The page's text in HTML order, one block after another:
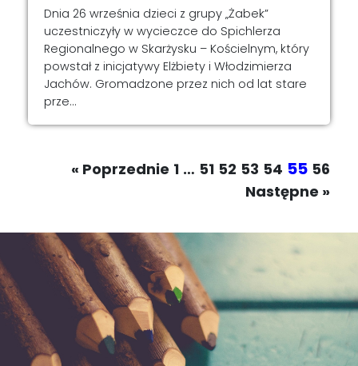
Dnia 26 września dzieci z grupy „Żabek”
uczestniczyły w wycieczce do Spichlerza
Regionalnego w Skarżysku – Kościelnym, który
powstał z inicjatywy Elżbiety i Włodzimierza
Jachów. Gromadzone przez nich od lat stare
prze...
« Poprzednie 1 … 51 52 53 54 55 56
Następne »